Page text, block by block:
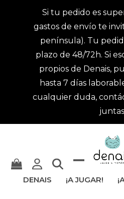
Si tu pedido es
gastos de envío te
península). Tu
plazo de 48/72h. Si
propios de Denais,
hasta 7 días
cualquier duda,
DENAIS ¡A JUGAR!